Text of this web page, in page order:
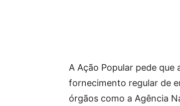
A Ação Popular pede
fornecimento regular de
órgãos como a Agência